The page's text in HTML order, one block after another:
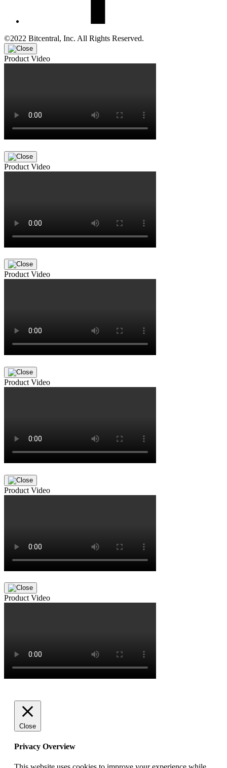
©2022 Bitcentral, Inc. All Rights Reserved.
Product Video
Product Video
Product Video
Product Video
Product Video
Product Video
Close
Privacy Overview